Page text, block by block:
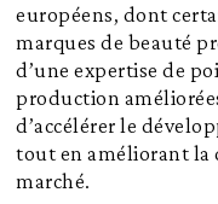
européens, dont
marques de beauté
d’une expertise de
production
d’accélérer le
tout en améliorant la
marché.